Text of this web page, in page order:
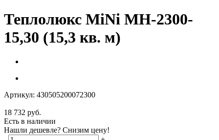
Теплолюкс MiNi МН-2300-
15,30 (15,3 кв. м)
Артикул: 430505200072300
18 732 руб.
Есть в наличии
Нашли дешевле? Снизим цену!